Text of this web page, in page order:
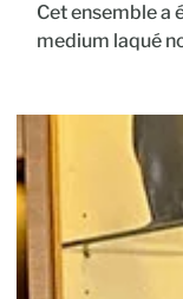
Cet ensemble a
medium laqué